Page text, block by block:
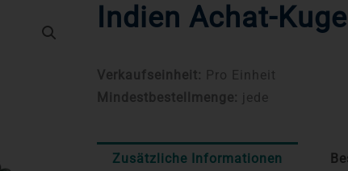
Indien Achat-
Verkaufseinheit: Pro Einheit
Mindestbestellmenge: jede
Zusätzliche Informationen